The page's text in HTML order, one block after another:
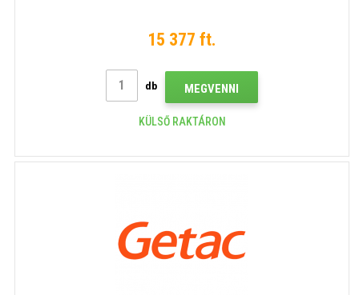
15 377 ft.
db MEGVENNI
KÜLSŐ RAKTÁRON